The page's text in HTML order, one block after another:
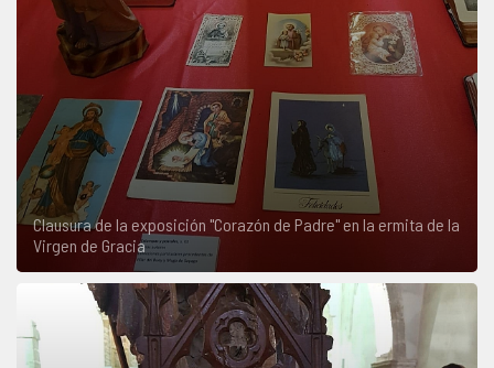
Clausura de la exposición "Corazón de Padre" en la ermita de la
Virgen de Gracia